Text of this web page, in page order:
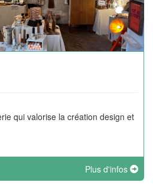
qui valorise la création design et
Plus d'infos